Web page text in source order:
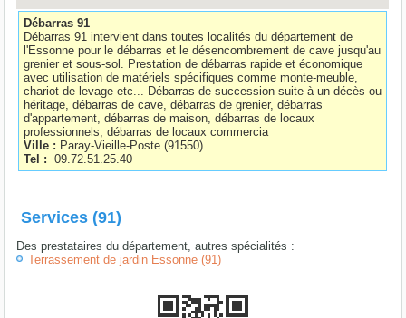
Débarras 91
Débarras 91 intervient dans toutes localités du département de
l'Essonne pour le débarras et le désencombrement de cave jusqu'au
grenier et sous-sol. Prestation de débarras rapide et économique
avec utilisation de matériels spécifiques comme monte-meuble,
chariot de levage etc... Débarras de succession suite à un décès ou
héritage, débarras de cave, débarras de grenier, débarras
d'appartement, débarras de maison, débarras de locaux
professionnels, débarras de locaux commercia
Ville : Paray-Vieille-Poste(91550)
Tel :
09.72.51.25.40
Services (91)
Des prestataires du département, autres spécialités :
Terrassement de jardin Essonne (91)